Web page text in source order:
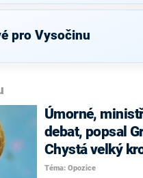
pro Vysočinu
Úmorné,
debat, popsal
Chystá velký
Téma: Opozice